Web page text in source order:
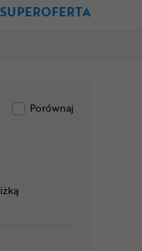
SUPEROFERTA
Porównaj